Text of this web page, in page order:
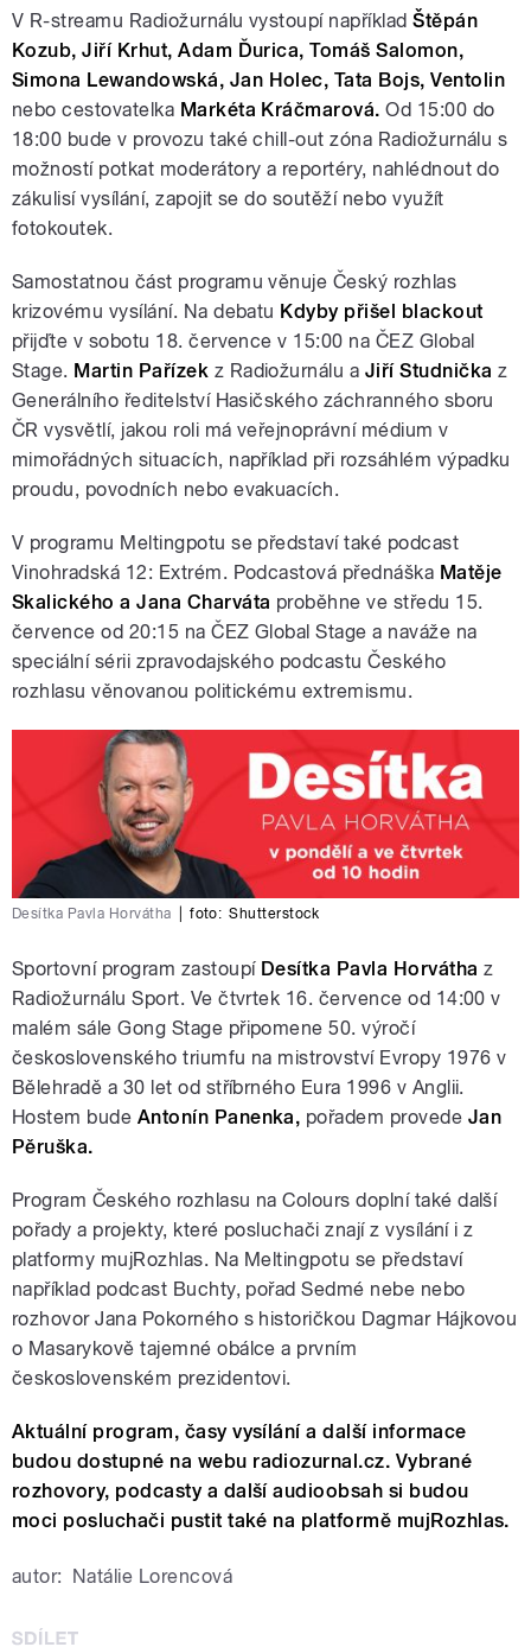
V R-streamu Radiožurnálu vystoupí napříkladŠtěpán
Kozub, Jiří Krhut, Adam Ďurica, Tomáš Salomon,
Simona Lewandowská, Jan Holec, Tata Bojs, Ventolin
nebo cestovatelka Markéta Kráčmarová. Od 15:00 do
18:00 bude v provozu také chill-out zóna Radiožurnálu s
možností potkat moderátory a reportéry, nahlédnout do
zákulisí vysílání, zapojit se do soutěží nebo využít
fotokoutek.
Samostatnou část programu věnuje Český rozhlas
krizovému vysílání. Na debatu Kdyby přišel blackout
přijďte v sobotu 18. července v 15:00 na ČEZ Global
Stage. Martin Pařízek z Radiožurnálu a Jiří Studnička z
Generálního ředitelství Hasičského záchranného sboru
ČR vysvětlí, jakou roli má veřejnoprávní médium v
mimořádných situacích, například při rozsáhlém výpadku
proudu, povodních nebo evakuacích.
V programu Meltingpotu se představí také podcast
Vinohradská 12: Extrém. Podcastová přednáška Matěje
Skalického a Jana Charváta proběhne ve středu 15.
července od 20:15 na ČEZ Global Stage a naváže na
speciální sérii zpravodajského podcastu Českého
rozhlasu věnovanou politickému extremismu.
Desítka Pavla Horvátha foto: Shutterstock
Sportovní program zastoupí Desítka Pavla Horvátha z
Radiožurnálu Sport. Ve čtvrtek 16. července od 14:00 v
malém sále Gong Stage připomene 50. výročí
československého triumfu na mistrovství Evropy 1976 v
Bělehradě a 30 let od stříbrného Eura 1996 v Anglii.
Hostem bude Antonín Panenka, pořadem provede Jan
Pěruška.
Program Českého rozhlasu na Colours doplní také další
pořady a projekty, které posluchači znají z vysílání i z
platformy mujRozhlas. Na Meltingpotu se představí
například podcast Buchty, pořad Sedmé nebe nebo
rozhovor Jana Pokorného s historičkou Dagmar Hájkovou
o Masarykově tajemné obálce a prvním
československém prezidentovi.
Aktuální program, časy vysílání a další informace
budou dostupné na webu radiozurnal.cz. Vybrané
rozhovory, podcasty a další audioobsah si budou
moci posluchači pustit také na platformě mujRozhlas.
autor: Natálie Lorencová